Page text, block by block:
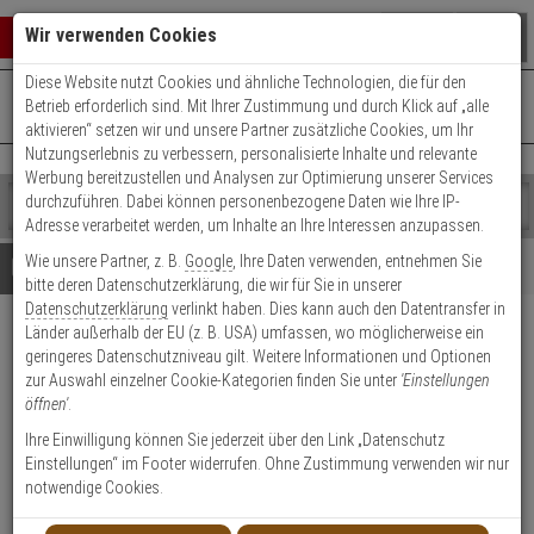
Warenkorb schließen
0 ARTIKEL IM WARENKORB
Ihr Warenkorb ist momentan leer.
Ergebnisse ()
Fertig
Shop
durchsuchen
Bitte
geben
Sie
mindestens
Zeichen
ein,
um
Suche
Es
wurde
noch
Kategorien
Suche
gestartet
+49 (0)821 899 493-0Mo. - Do.: 8:00 - 16:30 | Fr.: 8:00 - 14:00 Uhr
Kontaktservice nutzen
Details Beratung
IKON Kastenriegelschloss
Sys. TK5 5136 WS DIN-R
Produktmerkmale
Datenblatt drucken
Wir verwenden Cookies
Diese Website nutzt Cookies und ähnliche Technologien, die für den
Betrieb erforderlich sind. Mit Ihrer Zustimmung und durch Klick auf „alle
aktivieren“ setzen wir und unsere Partner zusätzliche Cookies, um Ihr
Nutzungserlebnis zu verbessern, personalisierte Inhalte und relevante
Werbung bereitzustellen und Analysen zur Optimierung unserer Services
durchzuführen. Dabei können personenbezogene Daten wie Ihre IP-
Adresse verarbeitet werden, um Inhalte an Ihre Interessen anzupassen.
Wie unsere Partner, z. B. Google , Ihre Daten verwenden, entnehmen Sie
bitte deren Datenschutzerklärung, die wir für Sie in unserer
Datenschutzerklärung verlinkt haben. Dies kann auch den Datentransfer in
Länder außerhalb der EU (z. B. USA) umfassen, wo möglicherweise ein
geringeres Datenschutzniveau gilt. Weitere Informationen und Optionen
zur Auswahl einzelner Cookie-Kategorien finden Sie unter 'Einstellungen
öffnen'.
Ihre Einwilligung können Sie jederzeit über den Link „Datenschutz
Einstellungen“ im Footer widerrufen. Ohne Zustimmung verwenden wir nur
notwendige Cookies.